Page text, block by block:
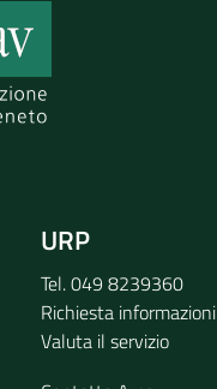
URP
Tel. 049 8239360
Richiesta informazioni
Valuta il servizio